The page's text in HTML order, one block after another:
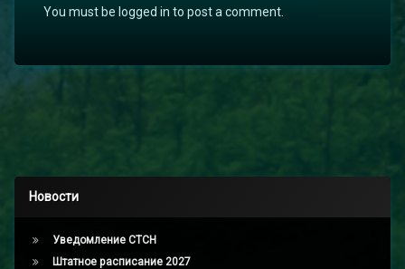
You must be logged in to post a comment.
Новости
Уведомление СТСН
Штатное расписание 2027